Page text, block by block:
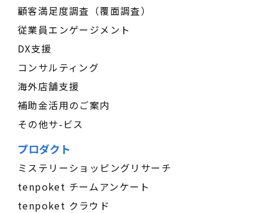
顧客満足度調査（覆面調査）
従業員エンゲージメント
DX支援
コンサルティング
海外店舗支援
補助金活用のご案内
その他サ-ビス
プロダクト
ミステリーショッピングリサーチ
tenpoket チームアンケート
tenpoket クラウド